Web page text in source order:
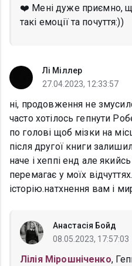
❤️ Мені дуже приємно,
такі емоції та почуття:))
Лі Міллер
27.04.2023, 12:33:57
ні, продовження не
часто хотілось гепнути
по голові щоб мізки на
після другої книги
наче і хеппі енд але
перемагає у моїх
історію.натхнення вам і
Анастасія Бойд
08.05.2023, 17:57:03
Лілія Мірошніченко,